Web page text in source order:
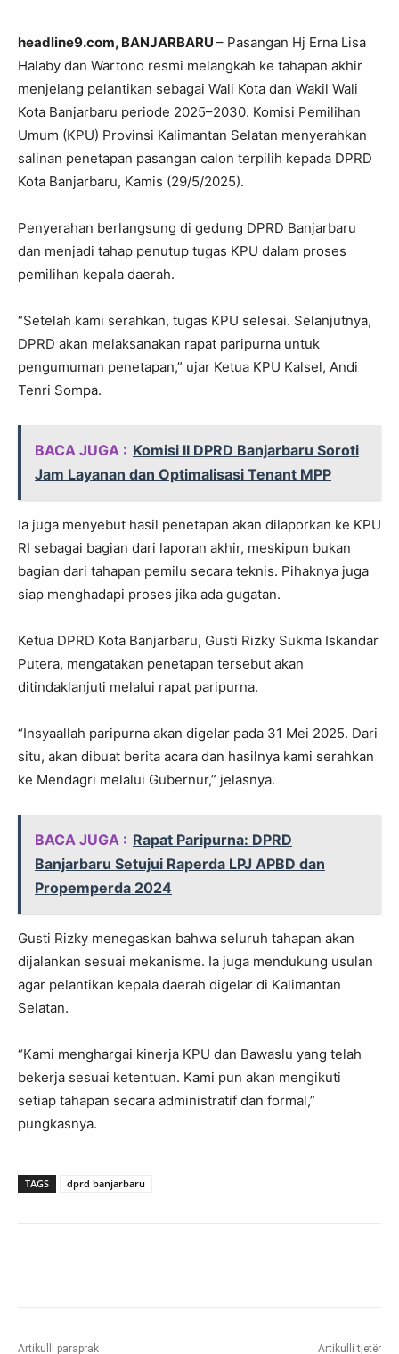
headline9.com, BANJARBARU – Pasangan Hj Erna Lisa
Halaby dan Wartono resmi melangkah ke tahapan akhir
menjelang pelantikan sebagai Wali Kota dan Wakil Wali
Kota Banjarbaru periode 2025–2030. Komisi Pemilihan
Umum (KPU) Provinsi Kalimantan Selatan menyerahkan
salinan penetapan pasangan calon terpilih kepada DPRD
Kota Banjarbaru, Kamis (29/5/2025).
Penyerahan berlangsung di gedung DPRD Banjarbaru
dan menjadi tahap penutup tugas KPU dalam proses
pemilihan kepala daerah.
“Setelah kami serahkan, tugas KPU selesai. Selanjutnya,
DPRD akan melaksanakan rapat paripurna untuk
pengumuman penetapan,” ujar Ketua KPU Kalsel, Andi
Tenri Sompa.
BACA JUGA : Komisi II DPRD Banjarbaru Soroti
Jam Layanan dan Optimalisasi Tenant MPP
Ia juga menyebut hasil penetapan akan dilaporkan ke KPU
RI sebagai bagian dari laporan akhir, meskipun bukan
bagian dari tahapan pemilu secara teknis. Pihaknya juga
siap menghadapi proses jika ada gugatan.
Ketua DPRD Kota Banjarbaru, Gusti Rizky Sukma Iskandar
Putera, mengatakan penetapan tersebut akan
ditindaklanjuti melalui rapat paripurna.
“Insyaallah paripurna akan digelar pada 31 Mei 2025. Dari
situ, akan dibuat berita acara dan hasilnya kami serahkan
ke Mendagri melalui Gubernur,” jelasnya.
BACA JUGA : Rapat Paripurna: DPRD
Banjarbaru Setujui Raperda LPJ APBD dan
Propemperda 2024
Gusti Rizky menegaskan bahwa seluruh tahapan akan
dijalankan sesuai mekanisme. Ia juga mendukung usulan
agar pelantikan kepala daerah digelar di Kalimantan
Selatan.
“Kami menghargai kinerja KPU dan Bawaslu yang telah
bekerja sesuai ketentuan. Kami pun akan mengikuti
setiap tahapan secara administratif dan formal,”
pungkasnya.
TAGS dprd banjarbaru
Artikulli paraprak Artikulli tjetër